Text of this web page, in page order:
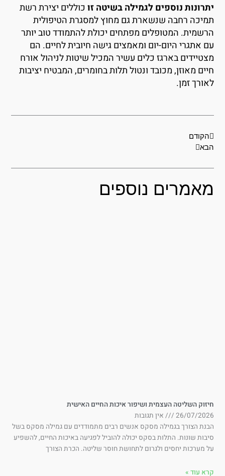
נוספים לגמילה בשיטה זוכוללים יצירת רשת
רחבה שנשארת גם מחוץ למסגרת הטיפולית
המטופלים מפתחים יכולת להתמודד טוב יותר
אתגרי היום-יום ומאמצים גישה חיובית לחיים. הם
בארגז כלים עשיר המכיל שיטות לניהול אורח
מאוזן, מכובד ונטול תלות בחומרים, המבטיח יציבות
זמן.
הקודם
נוספים
השליטה העצמית ושיפור איכות החיים האישית
26/07/
אין תגובות
הצורך בגמילה מסקס אנשים רבים מתמודדים עם גמילה מסקס בשל
שונות. התלות בסקס יכולה להוביל לפגיעה באיכות החיים, להשפיע
מערכות יחסים ולגרום לתחושת חוסר שליטה. הכרת הצורך
עוד »